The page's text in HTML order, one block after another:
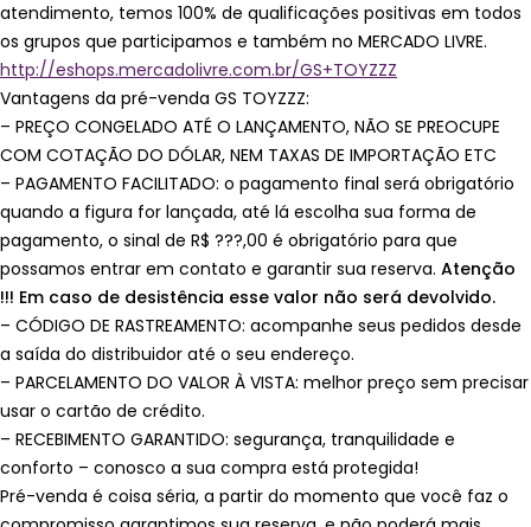
atendimento, temos 100% de qualificações positivas em todos
os grupos que participamos e também no MERCADO LIVRE.
http://eshops.mercadolivre.com.br/GS+TOYZZZ
Vantagens da pré-venda GS TOYZZZ:
– PREÇO CONGELADO ATÉ O LANÇAMENTO, NÃO SE PREOCUPE
COM COTAÇÃO DO DÓLAR, NEM TAXAS DE IMPORTAÇÃO ETC
– PAGAMENTO FACILITADO: o pagamento final será obrigatório
quando a figura for lançada, até lá escolha sua forma de
pagamento, o sinal de R$ ???,00 é obrigatório para que
possamos entrar em contato e garantir sua reserva. Atenção
!!! Em caso de desistência esse valor não será devolvido.
– CÓDIGO DE RASTREAMENTO: acompanhe seus pedidos desde
a saída do distribuidor até o seu endereço.
– PARCELAMENTO DO VALOR À VISTA: melhor preço sem precisar
usar o cartão de crédito.
– RECEBIMENTO GARANTIDO: segurança, tranquilidade e
conforto – conosco a sua compra está protegida!
Pré-venda é coisa séria, a partir do momento que você faz o